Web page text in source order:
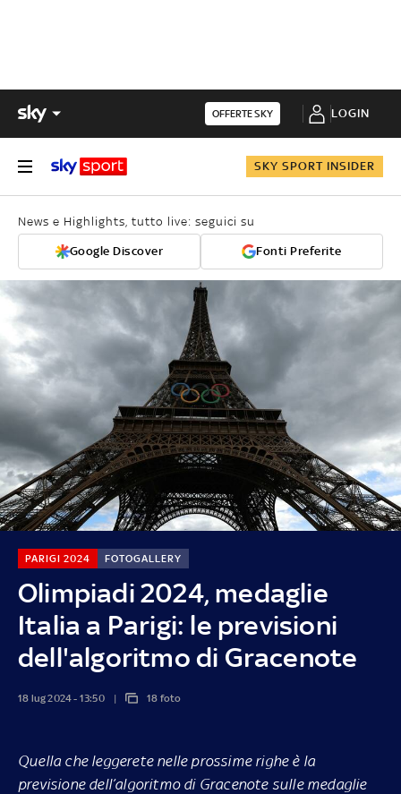
OFFERTE SKY LOGIN
SKY SPORT INSIDER
News e Highlights, tutto live: seguici su
Google Discover Fonti Preferite
Olimpiadi 2024, medaglie
Italia a Parigi: le previsioni
dell'algoritmo di Gracenote
PARIGI 2024 FOTOGALLERY
18 lug 2024 - 13:50 18 foto
Quella che leggerete nelle prossime righe è la
previsione dell’algoritmo di Gracenote sulle medaglie